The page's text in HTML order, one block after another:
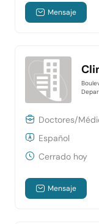
Mensaje
Doctores/
Español
Cerrado hoy
Mensaje